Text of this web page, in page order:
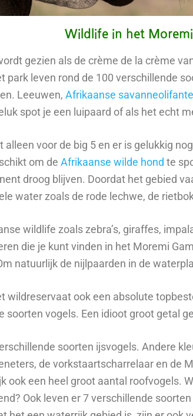
Wildlife in het Moremi
gezien als de crème de la crème
park leven rond de 100 verschillende
Leeuwen, Afrikaanse
spot je een luipaard of als het echt
alleen voor de big 5 en er is gelukkig
om de Afrikaanse wilde hond te
droog blijven. Doordat het gebied
water zoals de rode lechwe, de
wildlife zoals zebra’s, giraffes,
die je kunt vinden in het Moremi
natuurlijk de nijlpaarden in de
wildreservaat ook een absolute
soorten vogels. Een idioot groot getal
soorten ijsvogels. Andere
de vorkstaartscharrelaar en de
ook een heel groot aantal roofvogels.
Ook leven er 7 verschillende